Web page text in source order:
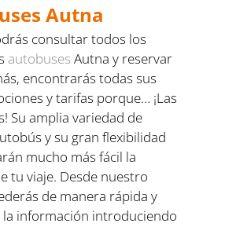
Autna
consultar todos los
autobuses Autna y reservar
encontrarás todas sus
y tarifas porque… ¡Las
Su amplia variedad de
y su gran flexibilidad
mucho más fácil la
tu viaje. Desde nuestro
de manera rápida y
la información introduciendo